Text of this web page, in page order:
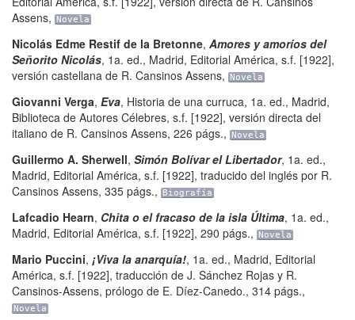
Assens, Novela
Nicolás Edme Restif de la Bretonne, Amores y amoríos del
Señorito Nicolás, 1a. ed., Madrid, Editorial América, s.f. [1922],
versión castellana de R. Cansinos Assens, Novela
Giovanni Verga, Eva, Historia de una curruca, 1a. ed., Madrid,
Biblioteca de Autores Célebres, s.f. [1922], versión directa del
italiano de R. Cansinos Assens, 226 págs., Novela
Guillermo A. Sherwell, Simón Bolívar el Libertador, 1a. ed.,
Madrid, Editorial América, s.f. [1922], traducido del inglés por R.
Cansinos Assens, 335 págs., Biografía
Lafcadio Hearn, Chita o el fracaso de la isla Última, 1a. ed.,
Madrid, Editorial América, s.f. [1922], 290 págs., Novela
Mario Puccini, ¡Viva la anarquía!, 1a. ed., Madrid, Editorial
América, s.f. [1922], traducción de J. Sánchez Rojas y R.
Cansinos-Assens, prólogo de E. Díez-Canedo., 314 págs.,
Novela